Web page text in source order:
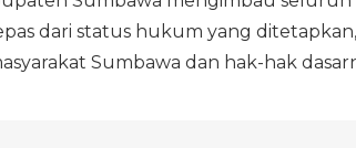
dari status hukum yang
Sumbawa dan hak-hak